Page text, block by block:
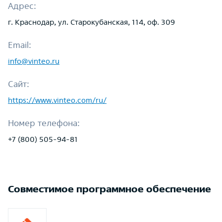
Адрес:
г. Краснодар, ул. Старокубанская, 114, оф. 309
Email:
info@vinteo.ru
Сайт:
https://www.vinteo.com/ru/
Номер телефона:
+7 (800) 505-94-81
Совместимое программное обеспечение